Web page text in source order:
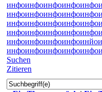
инфоинфоинфоинфоинфо
инфоинфоинфоинфоинфо
инфоинфоинфоинфоинфо
инфоинфоинфоинфоинфо
инфоинфоинфоинфоинйо
инфоинфоинфоинфоинфо
Suchen
Zitieren